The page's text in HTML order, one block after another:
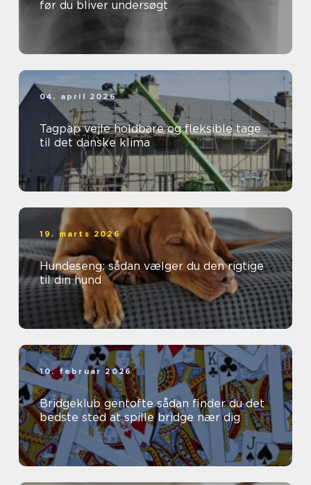
før du bliver undersøgt
04. april 2026
Tagpap vejle holdbare og fleksible tage
til det danske klima
19. marts 2026
Hundeseng: sådan vælger du den rigtige
til din hund
10. februar 2026
Bridgeklub gentofte sådan finder du det
bedste sted at spille bridge nær dig